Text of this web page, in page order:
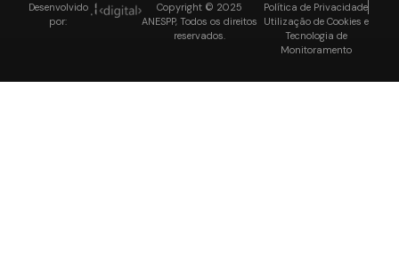
Copyright © 2025
ANESPP, Todos os direitos
reservados.
Desenvolvido
por:
Política de Privacidade
Utilização de Cookies e
Tecnologia de
Monitoramento